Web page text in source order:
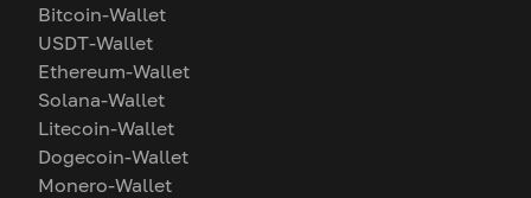
Bitcoin-Wallet
USDT-Wallet
Ethereum-Wallet
Solana-Wallet
Litecoin-Wallet
Dogecoin-Wallet
Monero-Wallet